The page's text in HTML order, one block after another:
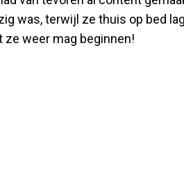
was, terwijl ze thuis op bed
ze weer mag beginnen!